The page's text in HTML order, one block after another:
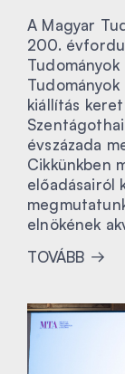
A Magyar
200.
Tudományok
Tudományok
kiállítás
évszázada
Cikkünkben
előadásairól
elnökének
TOVÁBB